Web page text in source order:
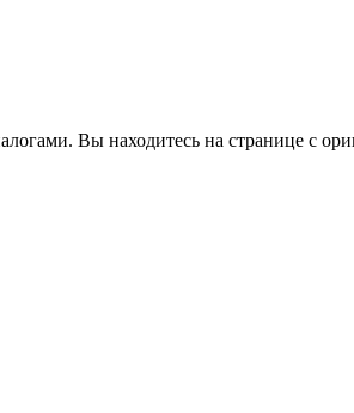
Вы находитесь на странице с